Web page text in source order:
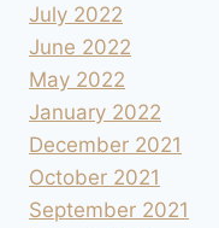
July 2022
June 2022
May 2022
January 2022
December 2021
October 2021
September 2021